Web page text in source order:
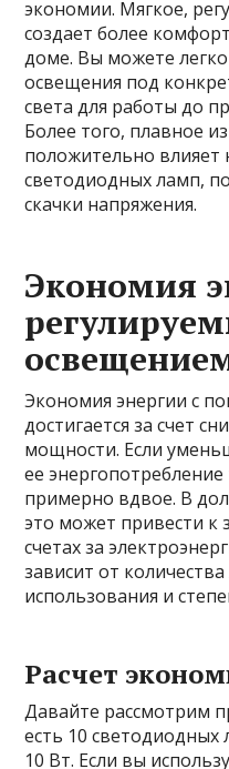
экономии. Мягкое,
создает более
доме. Вы можете
освещения под
света для работы до
Более того, плавное
положительно влияет
светодиодных ламп,
скачки напряжения.
Экономия
Экономия энергии с
достигается за счет
мощности. Если
ее
примерно вдвое. В
это может привести к
счетах за
зависит от
использования и
Расчет
Давайте рассмотрим
есть 10
10 Вт. Если вы